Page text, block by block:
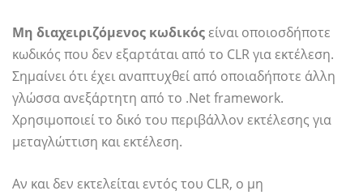
Μη διαχειριζόμενος κωδικόςείναι οποιοσδήποτε
κωδικός που δεν εξαρτάται από το CLR για εκτέλεση.
Σημαίνει ότι έχει αναπτυχθεί από οποιαδήποτε άλλη
γλώσσα ανεξάρτητη από το .Net framework.
Χρησιμοποιεί το δικό του περιβάλλον εκτέλεσης για
μεταγλώττιση και εκτέλεση.
Αν και δεν εκτελείται εντός του CLR, ο μη